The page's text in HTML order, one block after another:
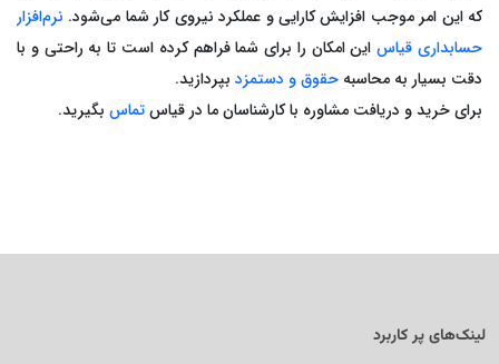
که این امر موجب افزایش کارایی و عملکرد نیروی کار شما می‌شود. نرم‌افزار
حسابداری قیاساین امکان را برای شما فراهم کرده است تا به راحتی و با
دقت بسیار به محاسبه حقوق و دستمزد بپردازید.
برای خرید و دریافت مشاوره با کارشناسان ما در قیاستماس بگیرید.
لینک‌های پر کاربرد